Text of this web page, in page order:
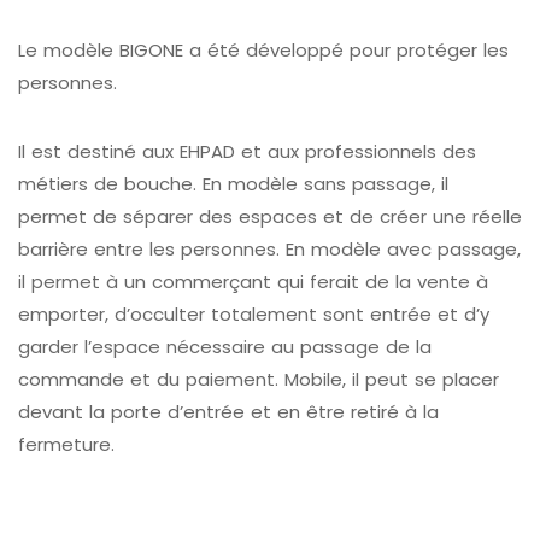
Le modèle BIGONE a été développé pour protéger les
personnes.
Il est destiné aux EHPAD et aux professionnels des
métiers de bouche. En modèle sans passage, il
permet de séparer des espaces et de créer une réelle
barrière entre les personnes. En modèle avec passage,
il permet à un commerçant qui ferait de la vente à
emporter, d’occulter totalement sont entrée et d’y
garder l’espace nécessaire au passage de la
commande et du paiement. Mobile, il peut se placer
devant la porte d’entrée et en être retiré à la
fermeture.